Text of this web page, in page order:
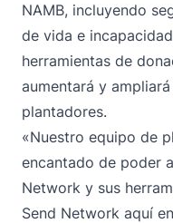
NAMB, incluyendo
de vida e
herramientas de
aumentará y
plantadores.
«Nuestro equipo de
encantado de poder
Network y sus
Send Network aquí